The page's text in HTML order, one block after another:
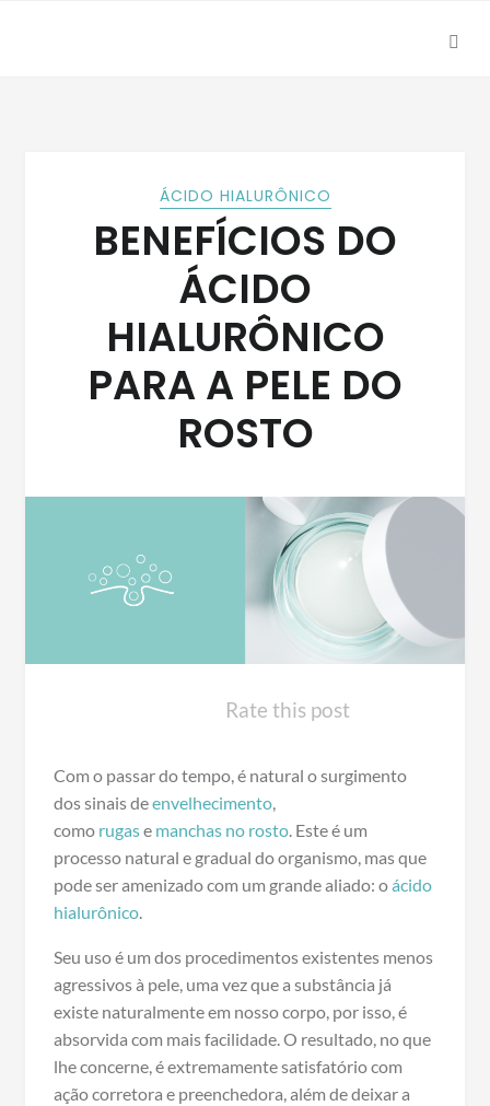
ÁCIDO HIALURÔNICO
BENEFÍCIOS DO
ÁCIDO
HIALURÔNICO
PARA A PELE DO
ROSTO
Rate this post
Com o passar do tempo, é natural o surgimento
dos sinais deenvelhecimento,
como rugase manchas no rosto. Este é um
processo natural e gradual do organismo, mas que
pode ser amenizado com um grande aliado: oácido
hialurônico.
Seu uso é um dos procedimentos existentes menos
agressivos à pele, uma vez que a substância já
existe naturalmente em nosso corpo, por isso, é
absorvida com mais facilidade. O resultado, no que
lhe concerne, é extremamente satisfatório com
ação corretora e preenchedora, além de deixar a